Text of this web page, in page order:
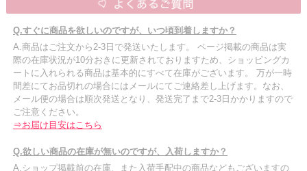
Q.すぐに商品を欲しいのですが、いつ頃到着しますか？
A.商品はご注文から2-3日で発送いたします。 ページ掲載の商品は実
際の在庫状況が10分おきに更新されておりますため、ショッピングカ
ートに入れられる商品は基本的にすべて在庫がございます。 万が一時
間差にてお品切れの場合にはメールにてご連絡差し上げます。なお、
メール便の場合は順次発送となり、発送完了まで2-3日かかりますので
ご注意ください。
⇒お届け目安はこちら
Q.欲しい商品の在庫が無いのですが、入荷しますか？
A.ショップ掲載前の在庫、また入荷手配中の商品などもございますの